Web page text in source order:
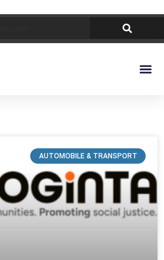
AUTOMOBILE & TRANSPORT